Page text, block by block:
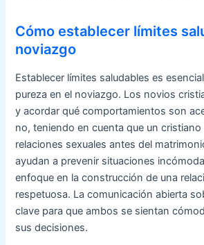
Cómo establecer límites
noviazgo
Establecer límites saludables es
pureza en el noviazgo. Los novios
y acordar qué comportamientos son
no, teniendo en cuenta que un
relaciones sexuales antes del
ayudan a prevenir situaciones
enfoque en la construcción de una
respetuosa. La comunicación abierta
clave para que ambos se sientan
sus decisiones.